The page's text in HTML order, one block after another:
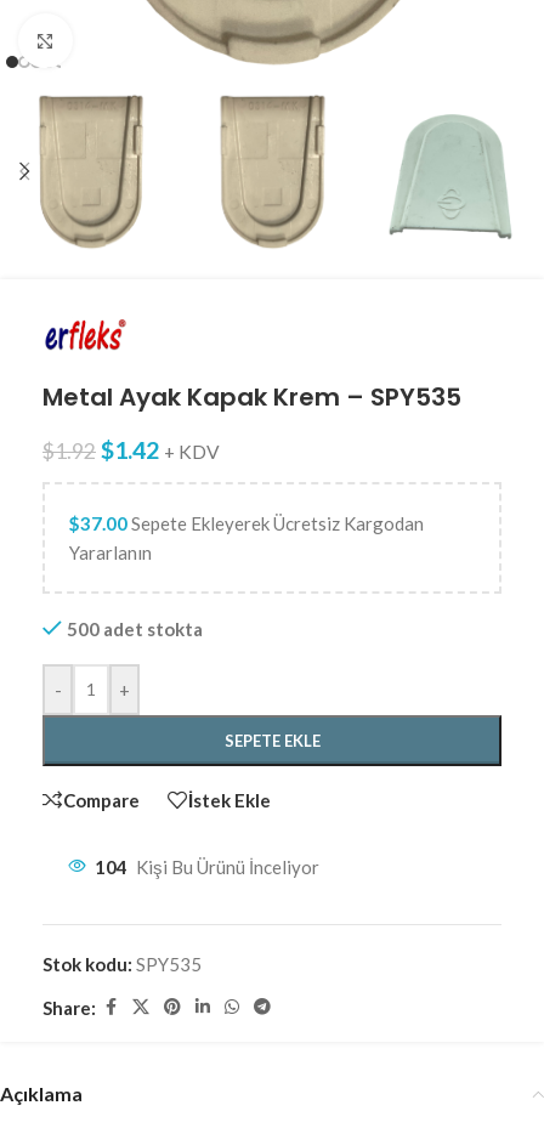
Click to enlarge
Metal Ayak Kapak Krem – SPY535
$1.92$1.42 + KDV
$37.00Sepete Ekleyerek Ücretsiz Kargodan
Yararlanın
500 adet stokta
- +
SEPETE EKLE
Compare İstek Ekle
104 Kişi Bu Ürünü İnceliyor
Stok kodu: SPY535
Share:
Açıklama